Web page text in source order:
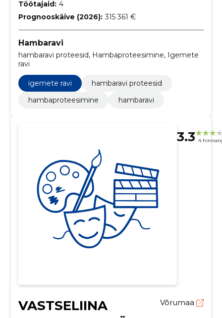
Töötajaid: 4
Prognooskäive (2026): 315 361 €
Hambaravi
hambaravi proteesid, Hambaproteesimine, Igemete
ravi
igemete ravi
hambaravi proteesid
hambaproteesimine
hambaravi
3.3 4
VASTSELIINA
Võrumaa